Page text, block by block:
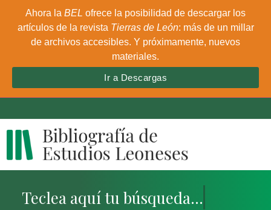
Ahora la BEL ofrece la posibilidad de descargar los
artículos de la revista Tierras de León: más de un millar
de archivos accesibles. Y próximamente, nuevos
materiales.
Ir a Descargas